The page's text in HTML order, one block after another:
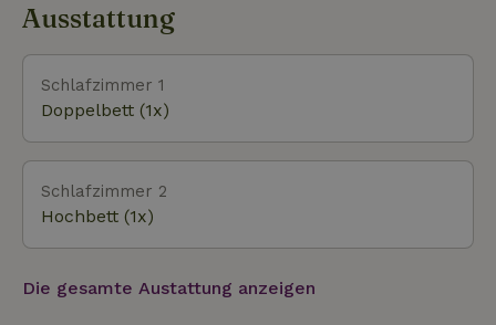
zubereiten kannst. Ein modernes Badezimmer
rundet das Ganze ab und garantiert dir einen
komfortablen Aufenthalt.
Ausstattung
Schlafzimmer 1
Doppelbett (1x)
Schlafzimmer 2
Hochbett (1x)
Die gesamte Austattung anzeigen